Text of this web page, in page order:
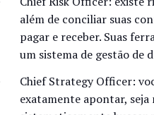
além de conciliar suas
pagar e receber. Suas
um sistema de gestão de
Chief Strategy Officer:
exatamente apontar,